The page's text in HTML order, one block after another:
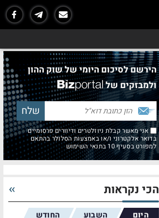
הירשם לסיכום היומי של שוק ההון
ולמבזקים של
אני מאשר קבלת ניוזלטרים ודיוורים פרסומיים
בדואר אלקטרוני ו/או באמצעות הסלולר בהתאם
למפורט בסעיף 10 בתנאי השימוש
הכי נקראות
היום השבוע החודש